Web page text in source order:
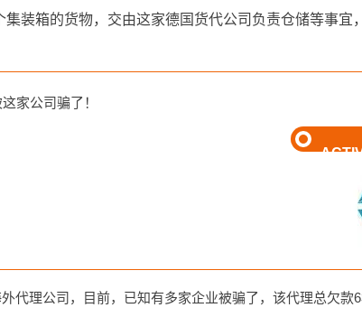
集装箱的货物，交由这家德国货代公司负责仓储等事
家公司骗了！
代理公司，目前，已知有多家企业被骗了，该代理总欠款